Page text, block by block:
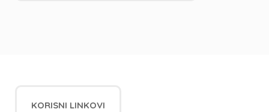
KORISNI LINKOVI